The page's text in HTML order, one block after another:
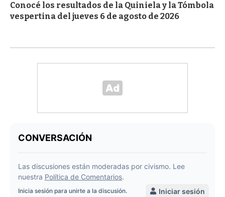
Conocé los resultados de la Quiniela y la Tómbola
vespertina del jueves 6 de agosto de 2026